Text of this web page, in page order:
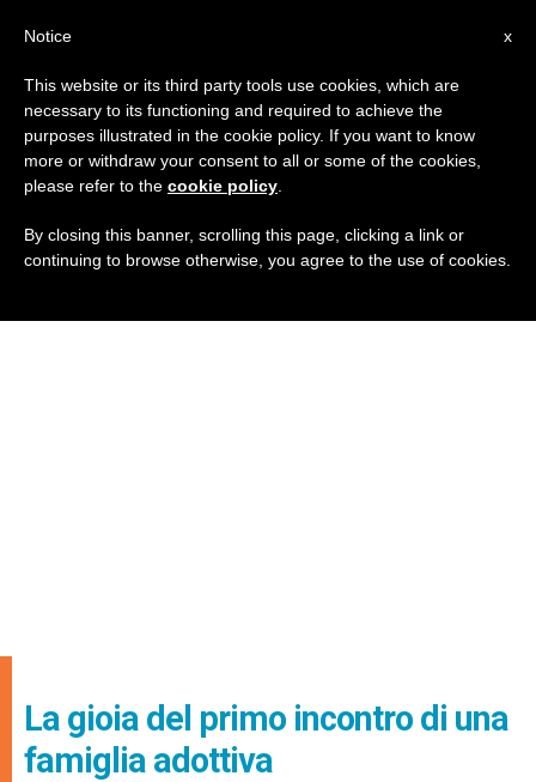
La gioia del primo incontro di una
famiglia adottiva
x
Notice
This website or its third party tools use cookies, which are
necessary to its functioning and required to achieve the
purposes illustrated in the cookie policy. If you want to know
more or withdraw your consent to all or some of the cookies,
please refer to the cookie policy
By closing this banner, scrolling this page, clicking a link or
continuing to browse otherwise, you agree to the use of cookies.